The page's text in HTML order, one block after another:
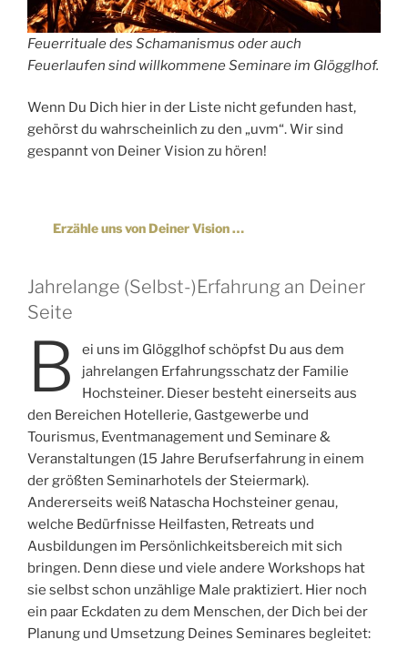
Feuerrituale des Schamanismus oder auch
Feuerlaufen sind willkommene Seminare im Glögglhof.
Wenn Du Dich hier in der Liste nicht gefunden hast,
gehörst du wahrscheinlich zu den „uvm“. Wir sind
gespannt von Deiner Vision zu hören!
Erzähle uns von Deiner Vision …
Jahrelange (Selbst-)Erfahrung an Deiner
Seite
B
ei uns im Glögglhof schöpfst Du aus dem
jahrelangen Erfahrungsschatz der Familie
Hochsteiner. Dieser besteht einerseits aus
den Bereichen Hotellerie, Gastgewerbe und
Tourismus, Eventmanagement und Seminare &
Veranstaltungen (15 Jahre Berufserfahrung in einem
der größten Seminarhotels der Steiermark).
Andererseits weiß Natascha Hochsteiner genau,
welche Bedürfnisse Heilfasten, Retreats und
Ausbildungen im Persönlichkeitsbereich mit sich
bringen. Denn diese und viele andere Workshops hat
sie selbst schon unzählige Male praktiziert. Hier noch
ein paar Eckdaten zu dem Menschen, der Dich bei der
Planung und Umsetzung Deines Seminares begleitet: